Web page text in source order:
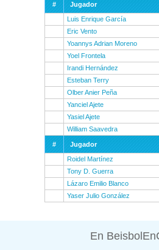
#
Jugador
Luis Enrique García
Eric Vento
Yoannys Adrian Moreno
Yoel Frontela
Irandi Hernández
Esteban Terry
Olber Anier Peña
Yanciel Ajete
Yasiel Ajete
William Saavedra
#
Jugador
Roidel Martínez
Tony D. Guerra
Lázaro Emilio Blanco
Yaser Julio González
En